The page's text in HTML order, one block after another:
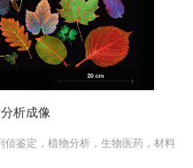
析成像
鉴定，植物分析，生物医药，材料